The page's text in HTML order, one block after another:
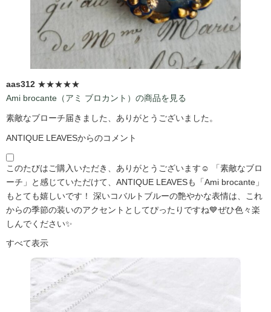
aas312 ★★★★★
Ami brocante（アミ ブロカント）の商品を見る
素敵なブローチ届きました、ありがとうございました。
ANTIQUE LEAVESからのコメント
このたびはご購入いただき、ありがとうございます☺️ 「素敵なブロ
ーチ」と感じていただけて、ANTIQUE LEAVESも「Ami brocante」
もとても嬉しいです！ 深いコバルトブルーの艶やかな表情は、これ
からの季節の装いのアクセントとしてぴったりですね💙ぜひ色々楽
しんでください✨
すべて表示